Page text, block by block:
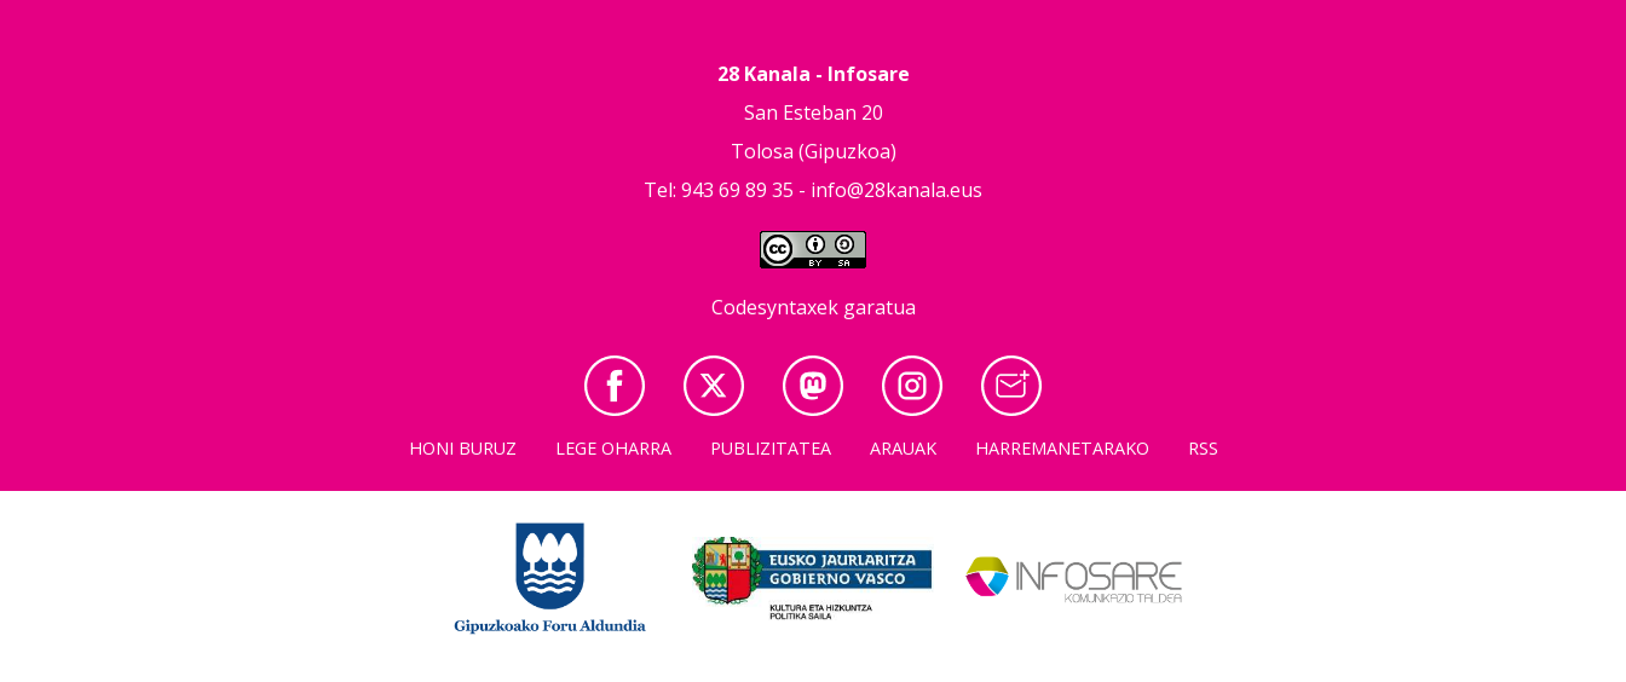
28 Kanala - Infosare
San Esteban 20
Tolosa (Gipuzkoa)
Tel: 943 69 89 35 - info@28kanala.eus
Codesyntaxek garatua
HONI BURUZ LEGE OHARRA PUBLIZITATEA ARAUAK HARREMANETARAKO RSS